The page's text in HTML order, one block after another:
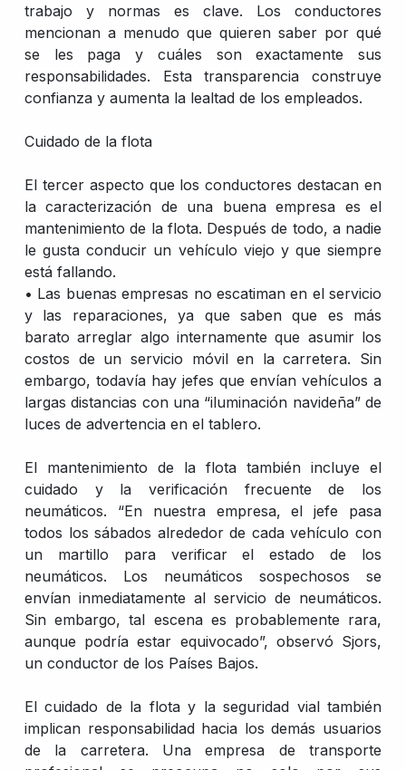
trabajo y normas es clave. Los conductores
mencionan a menudo que quieren saber por qué
se les paga y cuáles son exactamente sus
responsabilidades. Esta transparencia construye
confianza y aumenta la lealtad de los empleados.
Cuidado de la flota
El tercer aspecto que los conductores destacan en
la caracterización de una buena empresa es el
mantenimiento de la flota. Después de todo, a nadie
le gusta conducir un vehículo viejo y que siempre
está fallando.
• Las buenas empresas no escatiman en el servicio
y las reparaciones, ya que saben que es más
barato arreglar algo internamente que asumir los
costos de un servicio móvil en la carretera. Sin
embargo, todavía hay jefes que envían vehículos a
largas distancias con una “iluminación navideña” de
luces de advertencia en el tablero.
El mantenimiento de la flota también incluye el
cuidado y la verificación frecuente de los
neumáticos. “En nuestra empresa, el jefe pasa
todos los sábados alrededor de cada vehículo con
un martillo para verificar el estado de los
neumáticos. Los neumáticos sospechosos se
envían inmediatamente al servicio de neumáticos.
Sin embargo, tal escena es probablemente rara,
aunque podría estar equivocado”, observó Sjors,
un conductor de los Países Bajos.
El cuidado de la flota y la seguridad vial también
implican responsabilidad hacia los demás usuarios
de la carretera. Una empresa de transporte